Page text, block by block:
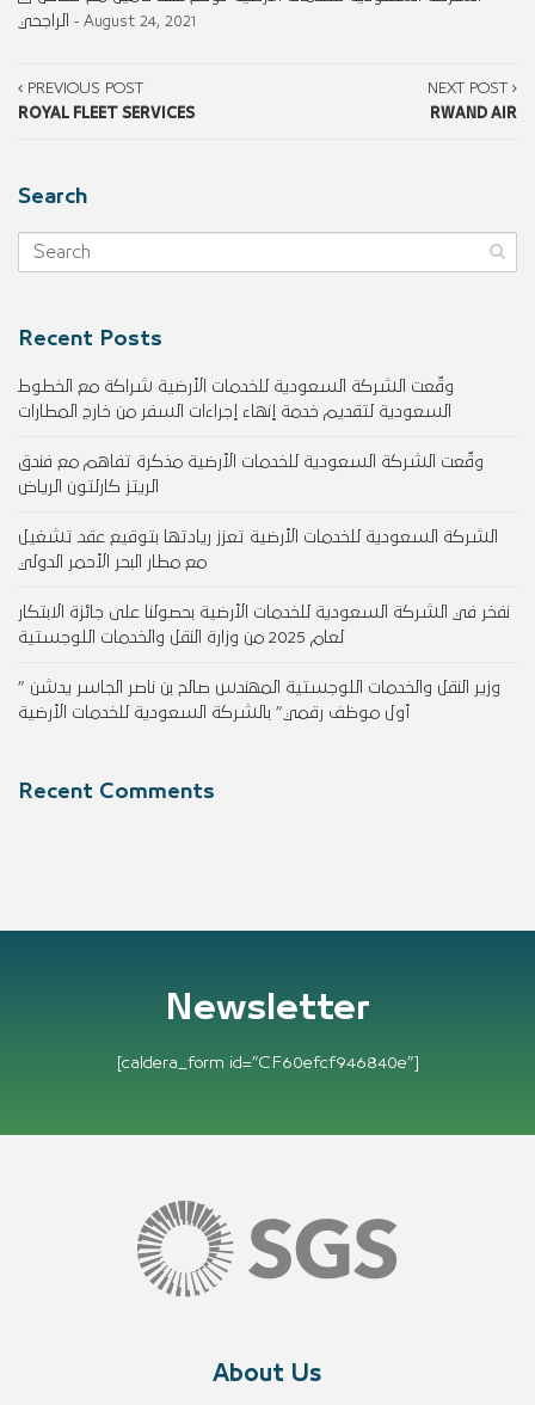
الراجحي
- August 24, 2021
PREVIOUS POST
ROYAL FLEET SERVICES
NEXT POST
RWAND AIR
Search
Recent Posts
وقّعت الشركة السعودية للخدمات الأرضية شراكة مع الخطوط
السعودية لتقديم خدمة إنهاء إجراءات السفر من خارج المطارات
وقّعت الشركة السعودية للخدمات الأرضية مذكرة تفاهم مع فندق
الريتز كارلتون الرياض
الشركة السعودية للخدمات الأرضية تعزز ريادتها بتوقيع عقد تشغيل
مع مطار البحر الأحمر الدولي
نفخر في الشركة السعودية للخدمات الأرضية بحصولنا على جائزة الابتكار
لعام 2025 من وزارة النقل والخدمات اللوجستية
وزير النقل والخدمات اللوجستية المهندس صالح بن ناصر الجاسر يدشن ”
أول موظف رقمي” بالشركة السعودية للخدمات الأرضية
Recent Comments
Newsletter
[caldera_form id=”CF60efcf946840e”]
About Us